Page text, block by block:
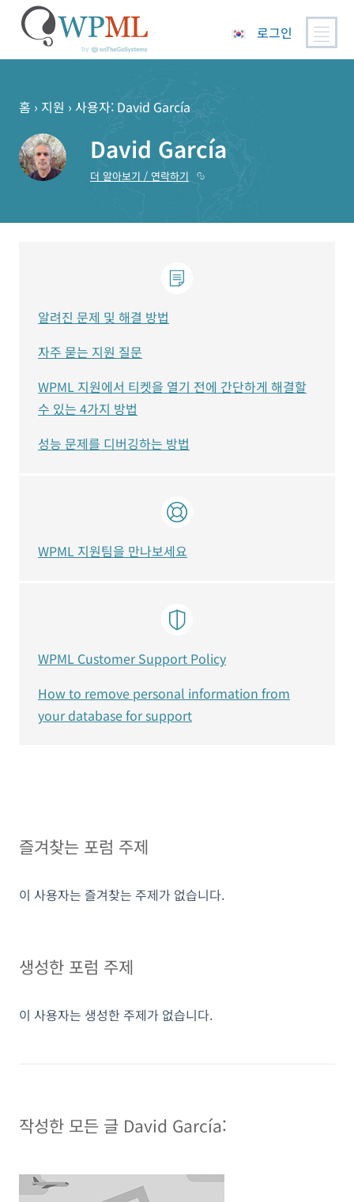
로그인
홈 › 지원 › 사용자: David García
David García
더 알아보기 / 연락하기
즐겨찾는 포럼 주제
이 사용자는 즐겨찾는 주제가 없습니다.
생성한 포럼 주제
이 사용자는 생성한 주제가 없습니다.
작성한 모든 글 David García:
알려진 문제 및 해결 방법
자주 묻는 지원 질문
WPML 지원에서 티켓을 열기 전에 간단하게 해결할
수 있는 4가지 방법
성능 문제를 디버깅하는 방법
WPML 지원팀을 만나보세요
WPML Customer Support Policy
How to remove personal information from
your database for support